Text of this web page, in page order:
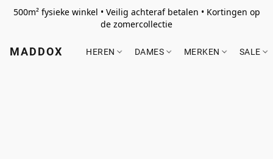
500m² fysieke winkel • Veilig achteraf betalen • Kortingen op
de zomercollectie
MADDOX HEREN DAMES MERKEN SALE